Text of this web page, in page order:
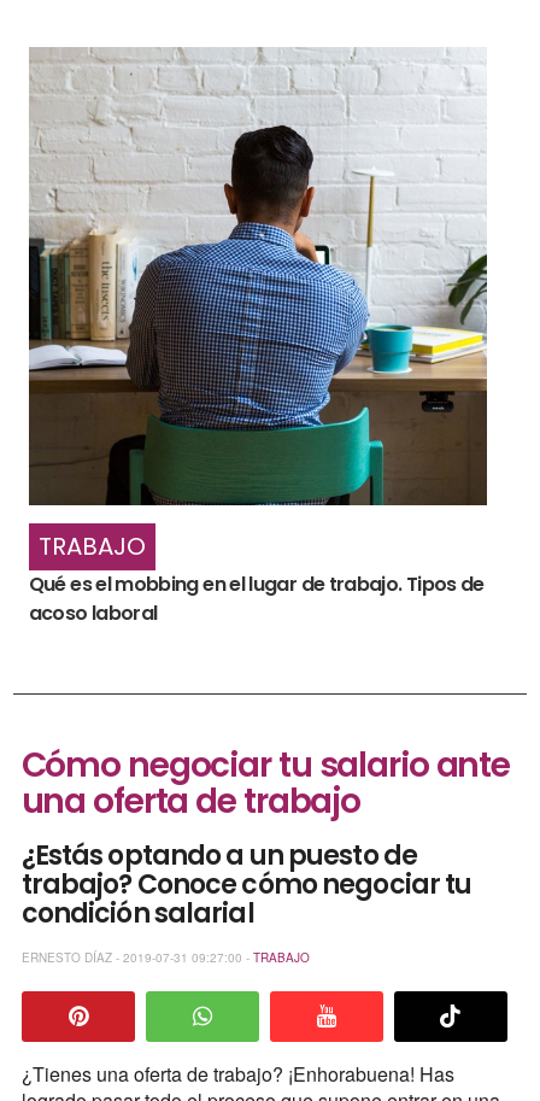
TRABAJO
Qué es el mobbing en el lugar de trabajo. Tipos de
acoso laboral
Cómo negociar tu salario ante
una oferta de trabajo
¿Estás optando a un puesto de
trabajo? Conoce cómo negociar tu
condición salarial
ERNESTO DÍAZ - 2019-07-31 09:27:00 - TRABAJO
¿Tienes una oferta de trabajo? ¡Enhorabuena! Has